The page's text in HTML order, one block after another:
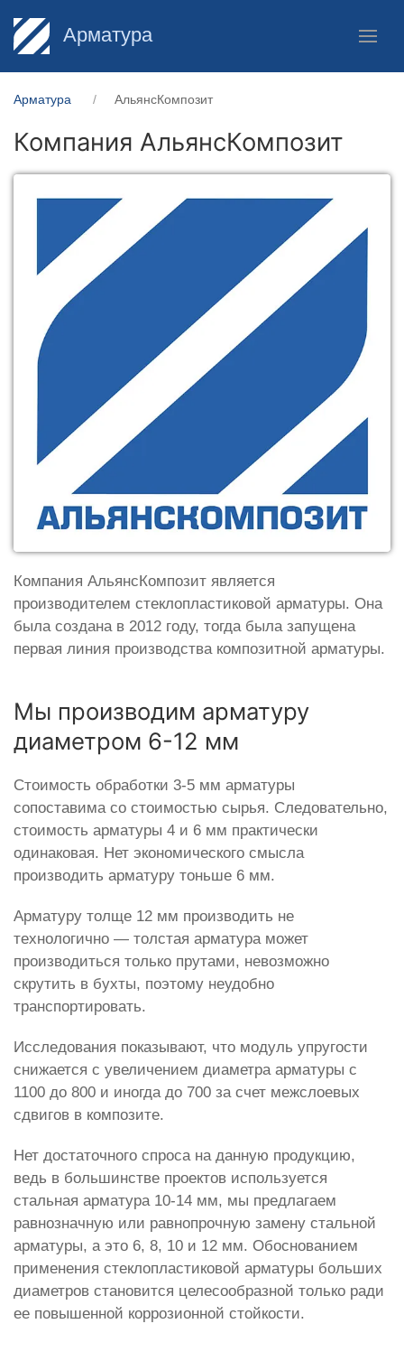
Арматура
Арматура АльянсКомпозит
Компания АльянсКомпозит
Компания АльянсКомпозит является
производителем стеклопластиковой арматуры. Она
была создана в 2012 году, тогда была запущена
первая линия производства композитной арматуры.
Мы производим арматуру
диаметром 6-12 мм
Стоимость обработки 3-5 мм арматуры
сопоставима со стоимостью сырья. Следовательно,
стоимость арматуры 4 и 6 мм практически
одинаковая. Нет экономического смысла
производить арматуру тоньше 6 мм.
Арматуру толще 12 мм производить не
технологично — толстая арматура может
производиться только прутами, невозможно
скрутить в бухты, поэтому неудобно
транспортировать.
Исследования показывают, что модуль упругости
снижается с увеличением диаметра арматуры с
1100 до 800 и иногда до 700 за счет межслоевых
сдвигов в композите.
Нет достаточного спроса на данную продукцию,
ведь в большинстве проектов используется
стальная арматура 10-14 мм, мы предлагаем
равнозначную или равнопрочную замену стальной
арматуры, а это 6, 8, 10 и 12 мм. Обоснованием
применения стеклопластиковой арматуры больших
диаметров становится целесообразной только ради
ее повышенной коррозионной стойкости.